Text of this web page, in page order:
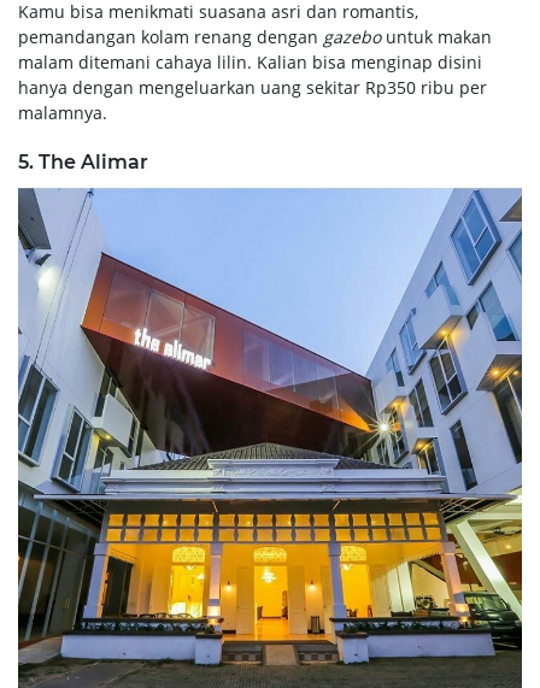
Kamu bisa menikmati suasana asri dan romantis,
pemandangan kolam renang dengan gazebountuk makan
malam ditemani cahaya lilin. Kalian bisa menginap disini
hanya dengan mengeluarkan uang sekitar Rp350 ribu per
malamnya.
5. The Alimar